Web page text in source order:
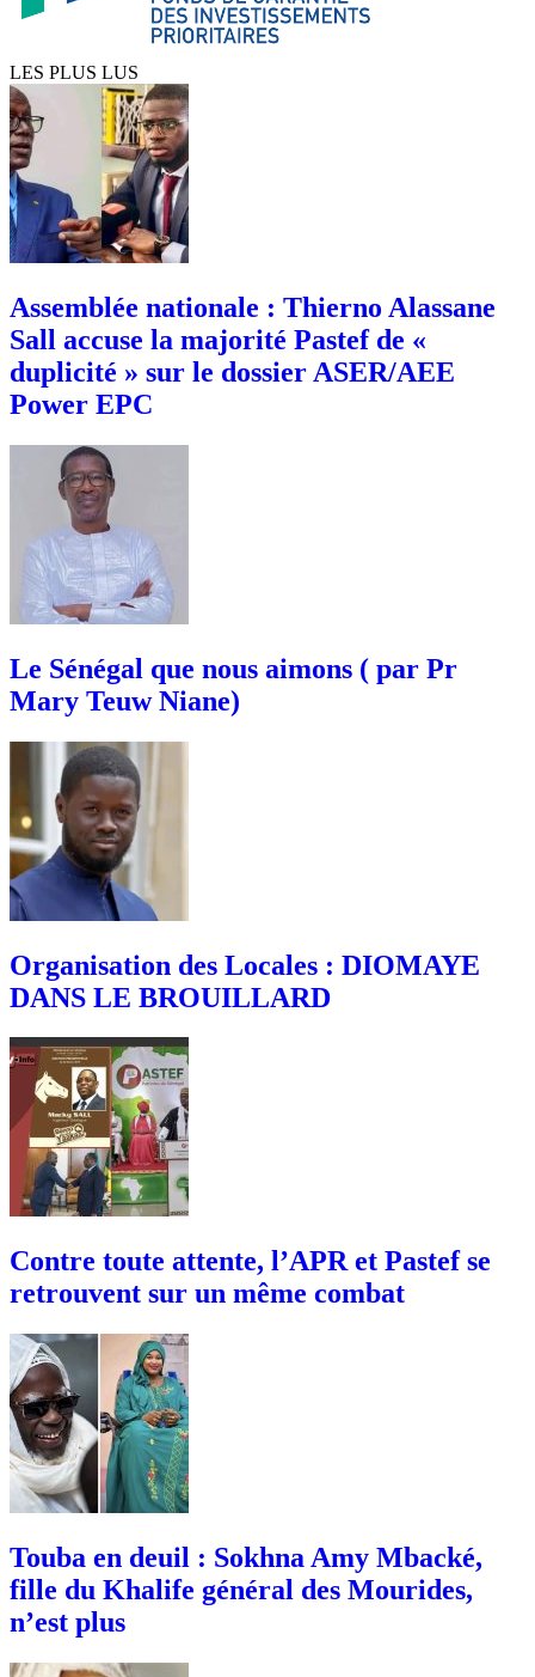
LES PLUS LUS
Assemblée nationale : Thierno Alassane
Sall accuse la majorité Pastef de «
duplicité » sur le dossier ASER/AEE
Power EPC
Le Sénégal que nous aimons ( par Pr
Mary Teuw Niane)
Organisation des Locales : DIOMAYE
DANS LE BROUILLARD
Contre toute attente, l’APR et Pastef se
retrouvent sur un même combat
Touba en deuil : Sokhna Amy Mbacké,
fille du Khalife général des Mourides,
n’est plus